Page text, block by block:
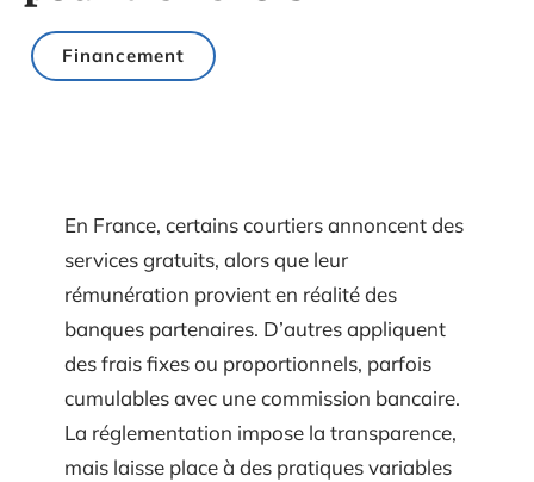
Financement
En France, certains courtiers annoncent des
services gratuits, alors que leur
rémunération provient en réalité des
banques partenaires. D’autres appliquent
des frais fixes ou proportionnels, parfois
cumulables avec une commission bancaire.
La réglementation impose la transparence,
mais laisse place à des pratiques variables